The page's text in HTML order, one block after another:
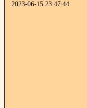
2023-06-15 23:47:44